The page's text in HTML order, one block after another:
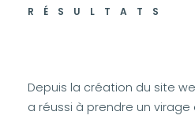
RÉSULTATS
Depuis la création du site
a réussi à prendre un